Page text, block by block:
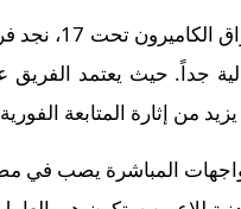
الكاميرون تحت 17 ، نجد
جداً. حيث يعتمد
من إثارة المتابعة
المباشرة يصب في